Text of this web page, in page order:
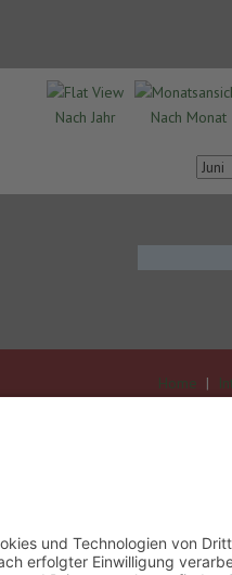
Nach Jahr Nach Monat
Home |